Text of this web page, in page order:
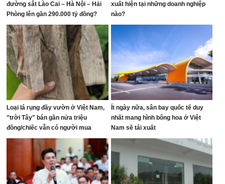
đường sắt Lào Cai – Hà Nội – Hải
Phòng lên gần 290.000 tỷ đồng?
xuất hiện tại những doanh nghiệp
nào?
Loại lá rụng đầy vườn ở Việt Nam,
"trời Tây" bán gần nửa triệu
đồng/chiếc vẫn có người mua
Ít ngày nữa, sân bay quốc tế duy
nhất mang hình bông hoa ở Việt
Nam sẽ tái xuất